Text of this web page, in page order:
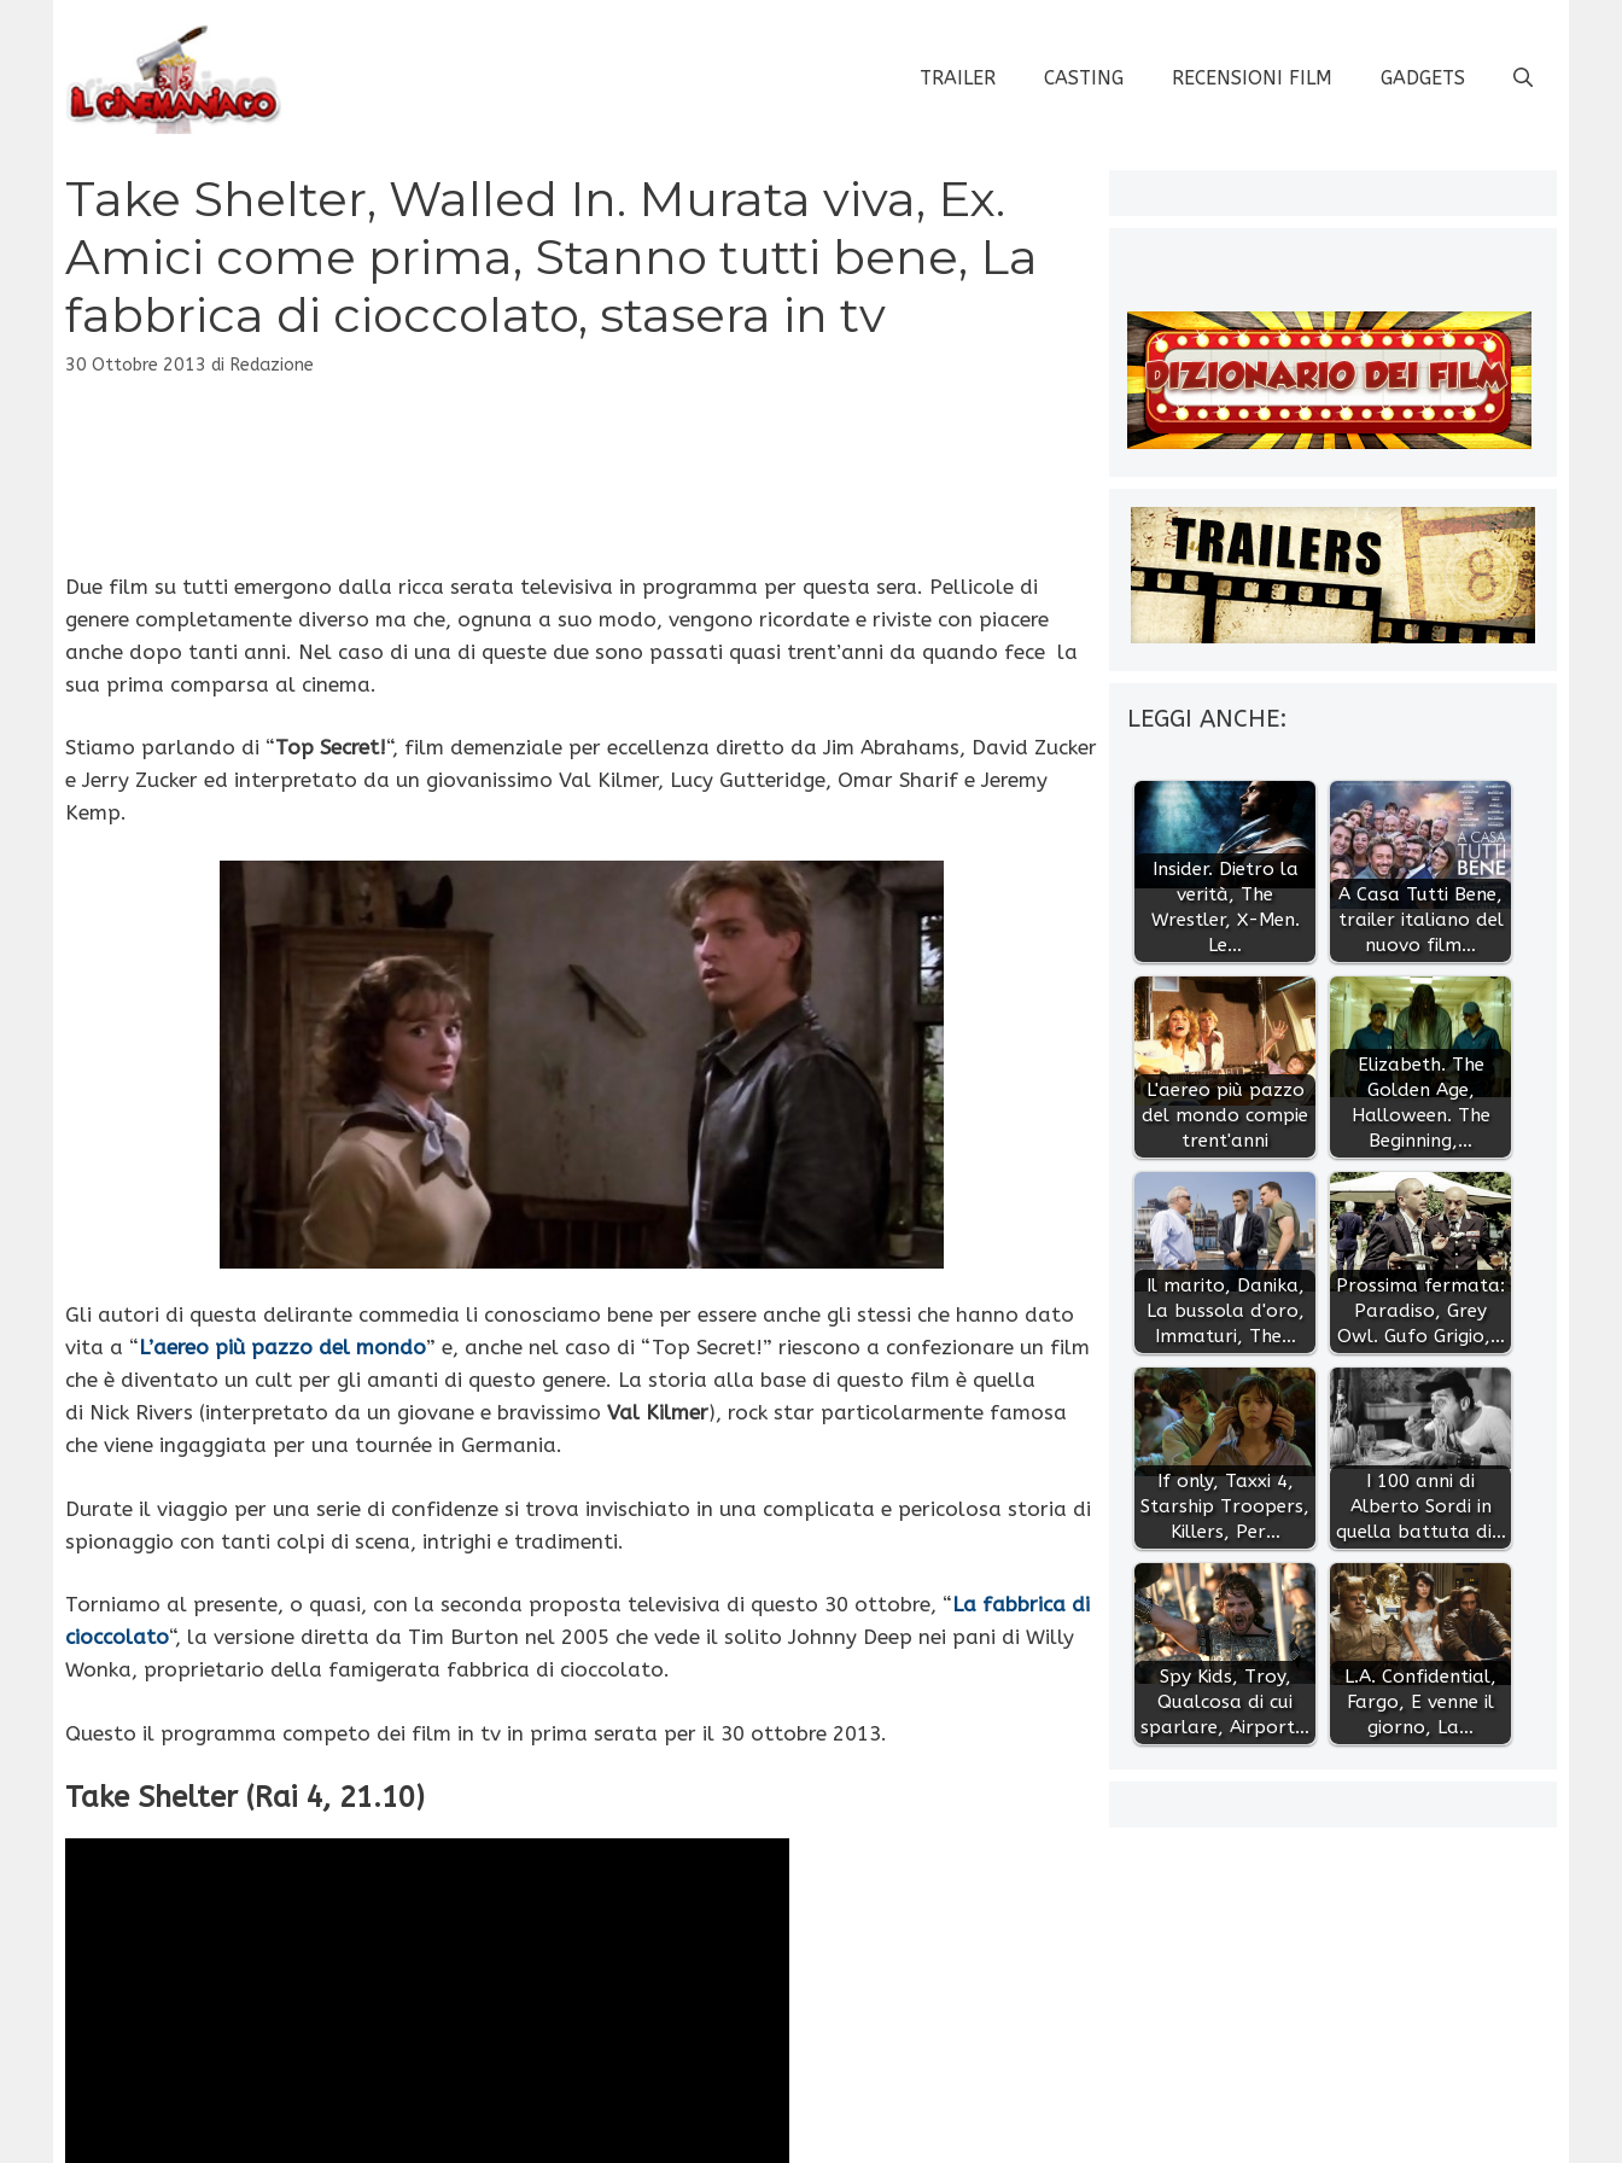
contenuto
TRAILER CASTING RECENSIONI FILM GADGETS
Take Shelter, Walled In. Murata viva, Ex.
Amici come prima, Stanno tutti bene, La
fabbrica di cioccolato, stasera in tv
30 Ottobre 2013 di Redazione
Due film su tutti emergono dalla ricca serata televisiva in programma per questa sera. Pellicole di
genere completamente diverso ma che, ognuna a suo modo, vengono ricordate e riviste con piacere
anche dopo tanti anni. Nel caso di una di queste due sono passati quasi trent’anni da quando fece la
sua prima comparsa al cinema.
Stiamo parlando di “Top Secret!“, film demenziale per eccellenza diretto da Jim Abrahams, David Zucker
e Jerry Zucker ed interpretato da un giovanissimo Val Kilmer, Lucy Gutteridge, Omar Sharif e Jeremy
Kemp.
Gli autori di questa delirante commedia li conosciamo bene per essere anche gli stessi che hanno dato
vita a “L’aereo più pazzo del mondo” e, anche nel caso di “Top Secret!” riescono a confezionare un film
che è diventato un cult per gli amanti di questo genere. La storia alla base di questo film è quella
di Nick Rivers (interpretato da un giovane e bravissimo Val Kilmer), rock star particolarmente famosa
che viene ingaggiata per una tournée in Germania.
Durate il viaggio per una serie di confidenze si trova invischiato in una complicata e pericolosa storia di
spionaggio con tanti colpi di scena, intrighi e tradimenti.
Torniamo al presente, o quasi, con la seconda proposta televisiva di questo 30 ottobre, “La fabbrica di
cioccolato“, la versione diretta da Tim Burton nel 2005 che vede il solito Johnny Deep nei pani di Willy
Wonka, proprietario della famigerata fabbrica di cioccolato.
Questo il programma competo dei film in tv in prima serata per il 30 ottobre 2013.
Take Shelter (Rai 4, 21.10)
LEGGI ANCHE:
Insider. Dietro la
verità, The
Wrestler, X-Men.
Le…
A Casa Tutti Bene,
trailer italiano del
nuovo film…
L'aereo più pazzo
del mondo compie
trent'anni
Elizabeth. The
Golden Age,
Halloween. The
Beginning,…
Il marito, Danika,
La bussola d'oro,
Immaturi, The…
Prossima fermata:
Paradiso, Grey
Owl. Gufo Grigio,…
If only, Taxxi 4,
Starship Troopers,
Killers, Per…
I 100 anni di
Alberto Sordi in
quella battuta di…
Spy Kids, Troy,
Qualcosa di cui
sparlare, Airport…
L.A. Confidential,
Fargo, E venne il
giorno, La…